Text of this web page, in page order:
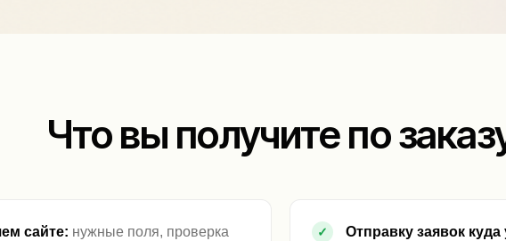
Что вы получите по
сайте: нужные поля, проверка
Отправку заявок